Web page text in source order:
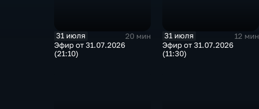
31 июля
20 мин
Эфир от 31.07.2026
(21:10)
31 июля
12 мин
Эфир от 31.07.2026
(11:30)